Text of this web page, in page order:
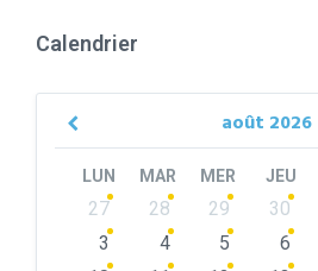
Calendrier
août 2026
Previous
LUN MAR MER JEU
Skip
calendar
27 28 29 30
3
4 5 6